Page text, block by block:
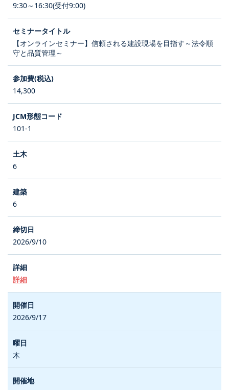
9:30～16:30(受付9:00)
【オンラインセミナー】信頼される建設現場を目指す～法令順
守と品質管理～
14,300
101-1
6
6
2026/9/10
詳細
2026/9/17
木